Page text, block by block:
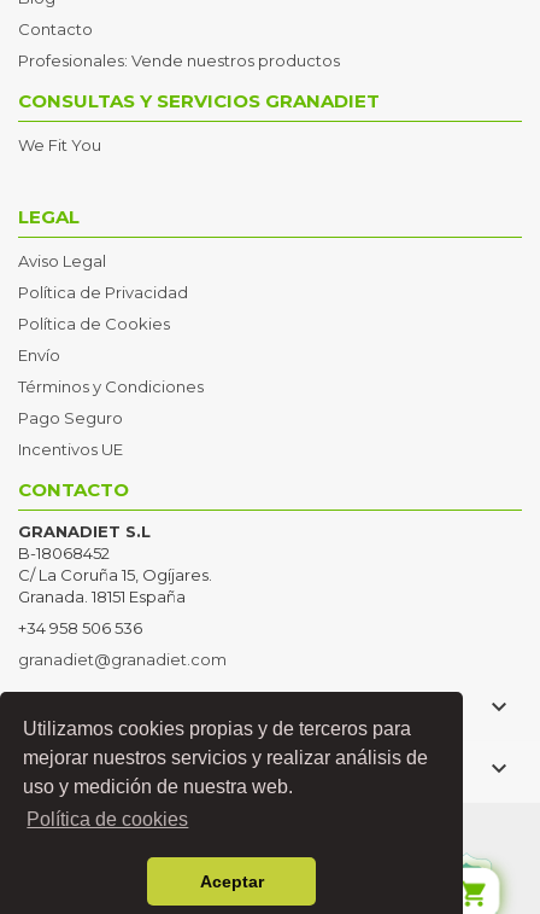
Utilizamos cookies propias y de terceros para
mejorar nuestros servicios y realizar análisis de
uso y medición de nuestra web.
Política de cookies
Aceptar shopping_cart
Contacto
Profesionales: Vende nuestros productos
CONSULTAS Y SERVICIOS GRANADIET
We Fit You
LEGAL
Aviso Legal
Política de Privacidad
Política de Cookies
Envío
Términos y Condiciones
Pago Seguro
Incentivos UE
CONTACTO
GRANADIET S.L
B-18068452
C/ La Coruña 15, Ogíjares.
Granada. 18151 España
+34 958 506 536
granadiet@granadiet.com

TRABAJA CON NOSOTROS 